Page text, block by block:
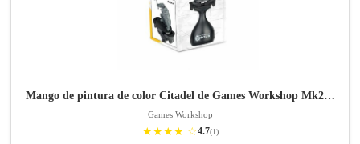
Mango de pintura de color Citadel de Games Workshop Mk2…
Games Workshop
★★★★ ☆4.7(1)